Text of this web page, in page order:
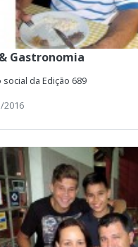
Gastronomia
da Edição 689
2016